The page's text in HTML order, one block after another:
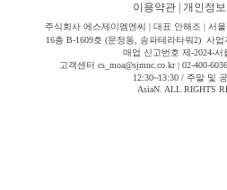
이용약관 개인정
주식회사 에스제이엠엔씨 | 대표 안해조 | 서
16층 B-1609호 (문정동, 송파테라타워2) 사업
매업 신고번호 제-2024-서
고객센터 cs_moa@sjmnc.co.kr | 02-400-
12:30~13:30 / 주말 및
AsiaN. ALL RIGHTS